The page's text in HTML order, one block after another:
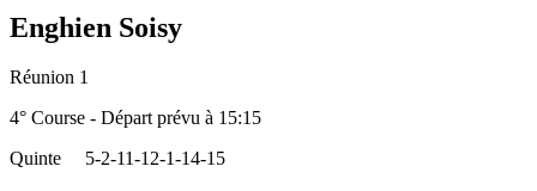
Enghien Soisy
Réunion 1
4° Course - Départ prévu à 15:15
Quinte
5-2-11-12-1-14-15